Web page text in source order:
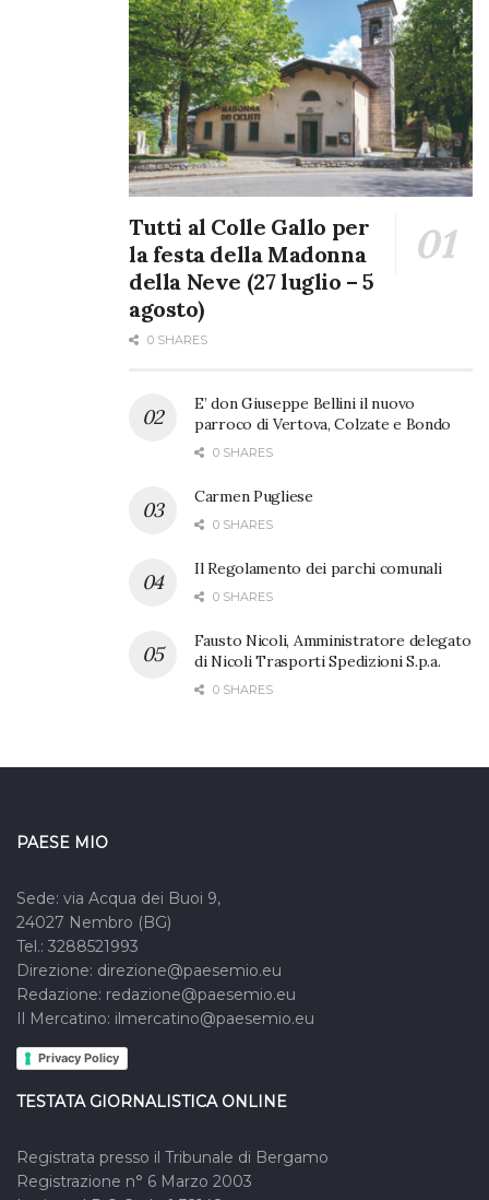
telefonare al 340.6709122 oppure presentarsi ogni giovedì
dalle 15 alle 17.30 presso l’Aula sociale e digitale, in via
Card. Gusmini 9, a Vertova.
Per informazioni: aula.sociale.e.digitale.vertova@gmail.com
oppure WhatsApp 340.6709.122.
Tutti al Colle Gallo per
la festa della Madonna
della Neve (27 luglio – 5
agosto)
0 SHARES
E’ don Giuseppe Bellini il nuovo
parroco di Vertova, Colzate e Bondo
0 SHARES
Carmen Pugliese
0 SHARES
Il Regolamento dei parchi comunali
0 SHARES
Fausto Nicoli, Amministratore delegato
di Nicoli Trasporti Spedizioni S.p.a.
0 SHARES
PAESE MIO
Sede: via Acqua dei Buoi 9,
24027 Nembro (BG)
Tel.: 3288521993
Direzione: direzione@paesemio.eu
Redazione: redazione@paesemio.eu
Il Mercatino: ilmercatino@paesemio.eu
Privacy Policy
TESTATA GIORNALISTICA ONLINE
Registrata presso il Tribunale di Bergamo
Registrazione n° 6 Marzo 2003